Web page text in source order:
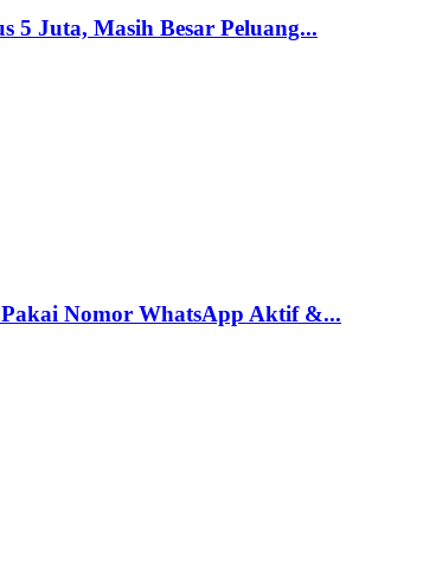
5 Juta, Masih Besar Peluang...
Nomor WhatsApp Aktif &...